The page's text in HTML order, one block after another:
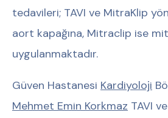
tedavileri; TAVI ve MitraKlip
aort kapağına, Mitraclip ise
uygulanmaktadır.
Güven Hastanesi Kardiyoloji
Mehmet Emin Korkmaz TAVI